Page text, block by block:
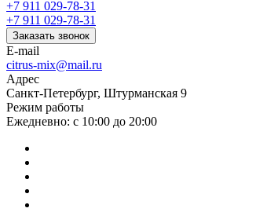
+7 911 029-78-31
+7 911 029-78-31
Заказать звонок
E-mail
citrus-mix@mail.ru
Адрес
Санкт-Петербург, Штурманская 9
Режим работы
Ежедневно: с 10:00 до 20:00